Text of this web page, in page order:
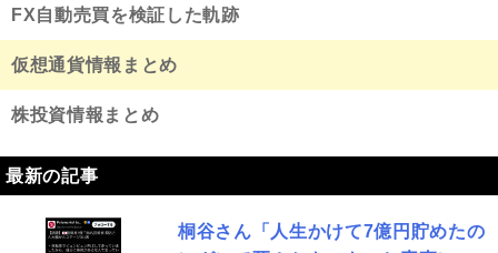
FX自動売買を検証した軌跡
仮想通貨情報まとめ
株投資情報まとめ
最新の記事
桐谷さん「人生かけて7億円貯めたの